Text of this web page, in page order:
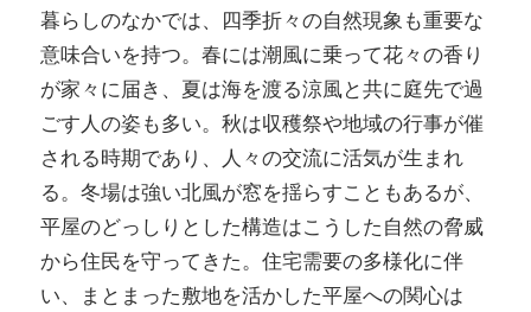
暮らしのなかでは、四季折々の自然現象も重要な
意味合いを持つ。春には潮風に乗って花々の香り
が家々に届き、夏は海を渡る涼風と共に庭先で過
ごす人の姿も多い。秋は収穫祭や地域の行事が催
される時期であり、人々の交流に活気が生まれ
る。冬場は強い北風が窓を揺らすこともあるが、
平屋のどっしりとした構造はこうした自然の脅威
から住民を守ってきた。住宅需要の多様化に伴
い、まとまった敷地を活かした平屋への関心は